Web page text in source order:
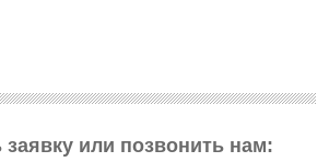
заявку или позвонить нам: